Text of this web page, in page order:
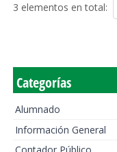
3 elementos en total:
Categorías
Alumnado
Información General